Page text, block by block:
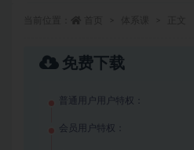
免费下载
普通用户用户特权：
会员用户特权：